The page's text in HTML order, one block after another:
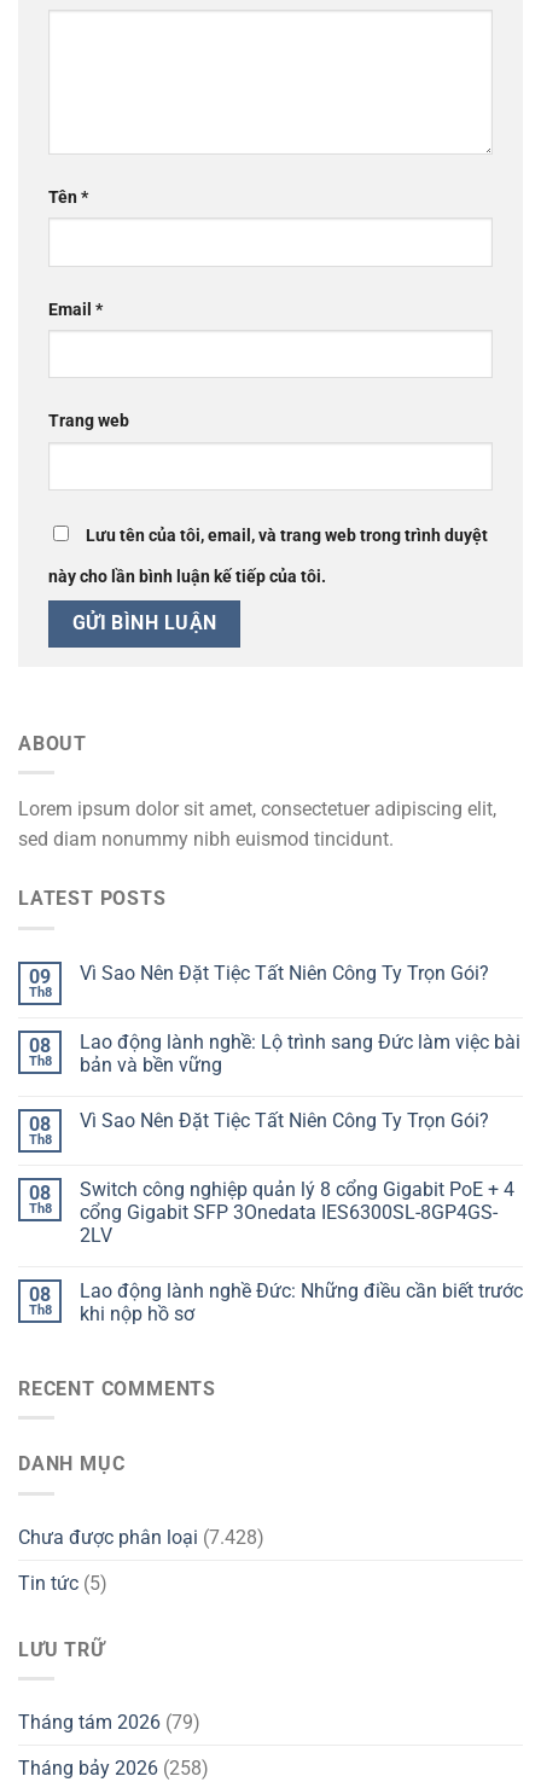
Tên*
Email *
Trang web
Lưu tên của tôi, email, và trang web trong trình duyệt
này cho lần bình luận kế tiếp của tôi.
ABOUT
Lorem ipsum dolor sit amet, consectetuer adipiscing elit,
sed diam nonummy nibh euismod tincidunt.
LATEST POSTS
09
Th8
Vì Sao Nên Đặt Tiệc Tất Niên Công Ty Trọn Gói?
08
Th8
Lao động lành nghề: Lộ trình sang Đức làm việc bài
bản và bền vững
08
Th8
Vì Sao Nên Đặt Tiệc Tất Niên Công Ty Trọn Gói?
08
Th8
Switch công nghiệp quản lý 8 cổng Gigabit PoE + 4
cổng Gigabit SFP 3Onedata IES6300SL-8GP4GS-
2LV
08
Th8
Lao động lành nghề Đức: Những điều cần biết trước
khi nộp hồ sơ
RECENT COMMENTS
DANH MỤC
Chưa được phân loại (7.428)
Tin tức (5)
LƯU TRỮ
Tháng tám 2026 (79)
Tháng bảy 2026 (258)